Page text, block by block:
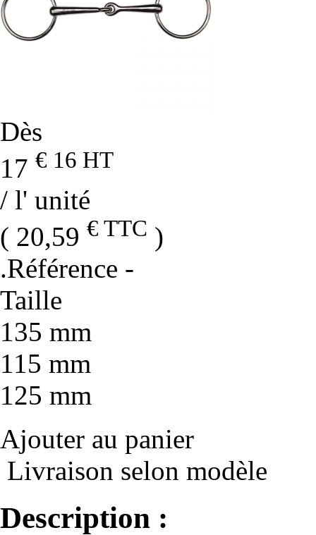
Dès
17 € 16 HT
/ l' unité
( 20,59 € TTC )
.Référence -
Taille
135 mm
115 mm
125 mm
Ajouter au panier
Livraison selon modèle
Description :